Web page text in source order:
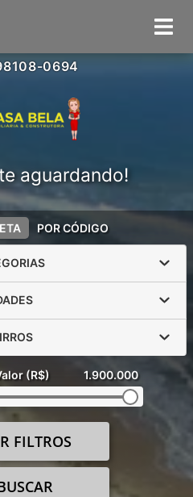
0694
aguardando!
POR CÓDIGO
(R$) 1.900.000
FILTROS